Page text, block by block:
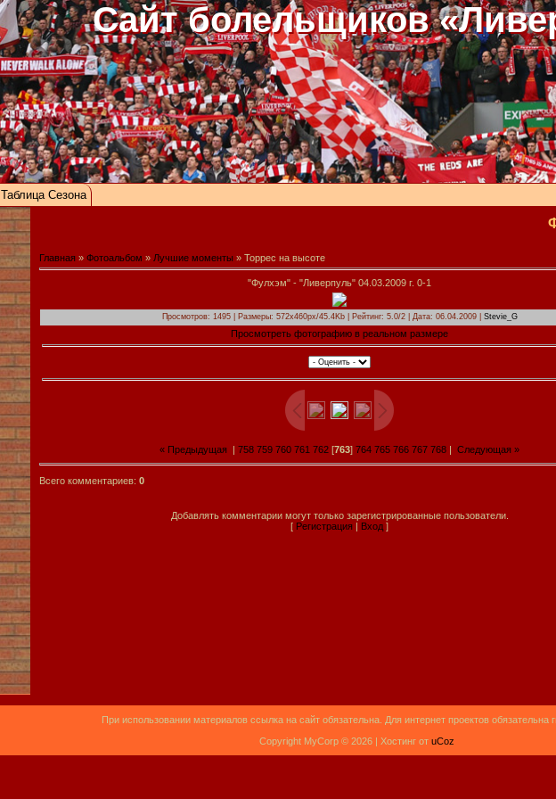
Сайт болельщиков
Таблица Сезона
Главная » Фотоальбом » Лучшие моменты » Торрес на высоте
"Фулхэм" - "Ливерпуль" 04.03.2009 г. 0-1
Просмотров: 1495 | Размеры: 572x460px/45.4Kb | Рейтинг: 5.0/2 | Дата: 06.04.2009 | Stevie_G
Просмотреть фотографию в реальном размере
« Предыдущая 758 759 760 761 762 [763] 764 765 766 767 768 Следующая »
Всего комментариев: 0
Добавлять комментарии могут только зарегистрированные пользователи.
[ Регистрация | Вход ]
При использовании материалов ссылка на сайт обязательна. Для интернет проектов обязательна
Copyright MyCorp © 2026 | Хостинг от uCoz